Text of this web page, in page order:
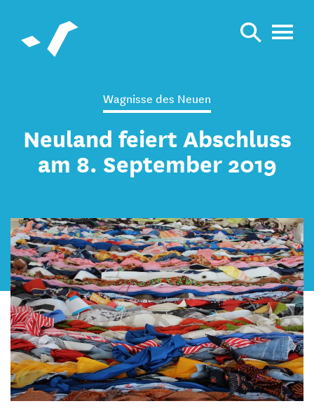
Wagnisse des Neuen
Neuland feiert Abschluss
am 8. September 2019